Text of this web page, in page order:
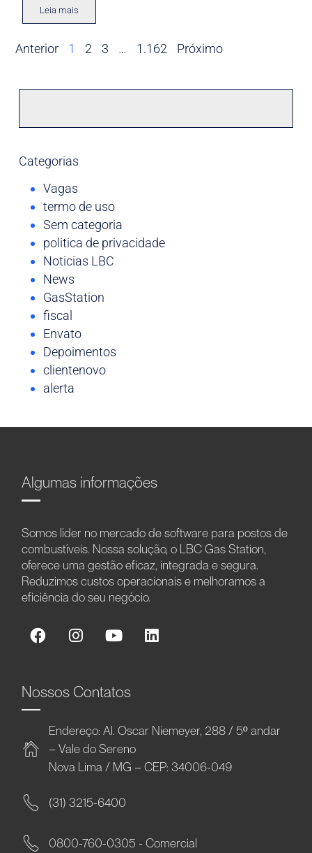
Leia mais
Anterior 1 2 3 … 1.162 Próximo
Categorias
Vagas
termo de uso
Sem categoria
politica de privacidade
Noticias LBC
News
GasStation
fiscal
Envato
Depoimentos
clientenovo
alerta
Algumas informações
Somos líder no mercado de software para postos de
combustíveis. Nossa solução, o LBC Gas Station,
oferece uma gestão eficaz, integrada e segura.
Reduzimos custos operacionais e melhoramos a
eficiência do seu negócio.
Nossos Contatos
Endereço: Al. Oscar Niemeyer, 288 / 5º andar
– Vale do Sereno
Nova Lima / MG – CEP: 34006-049
(31) 3215-6400
0800-760-0305 - Comercial